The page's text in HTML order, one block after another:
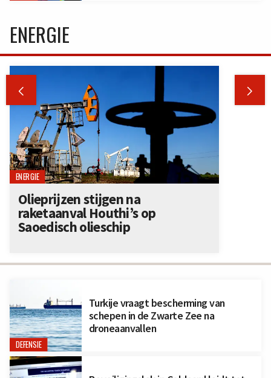
DEFENSIE
Turkije vraagt bescherming van
schepen in de Zwarte Zee na
droneaanvallen
ENERGIE
 
ENERGIE
Olieprijzen stijgen na
raketaanval Houthi’s op
Saoedisch olieschip